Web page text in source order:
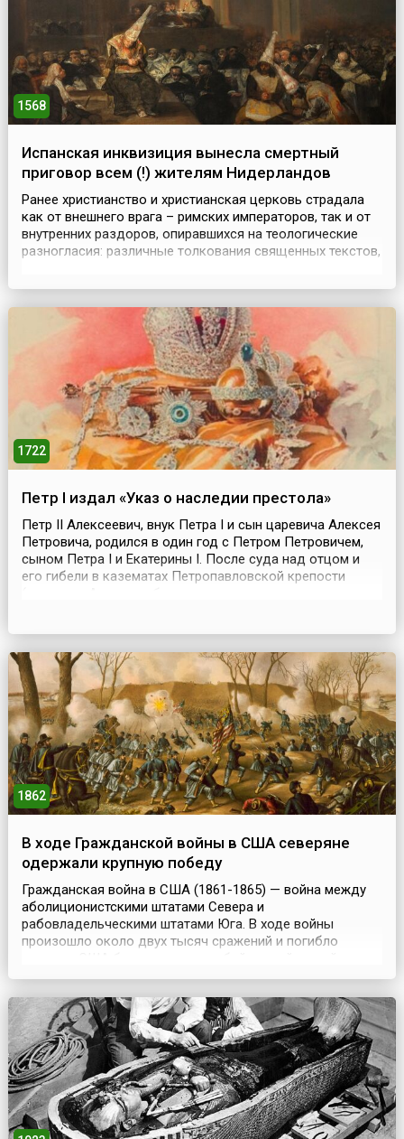
1568
Испанская инквизиция вынесла смертный
приговор всем (!) жителям Нидерландов
Ранее христианство и христианская церковь страдала
как от внешнего врага – римских императоров, так и от
внутренних раздоров, опиравшихся на теологические
разногласия: различные толкования священных текстов,
священными и так далее. Особый церковный суд
создан в 1215 году папой Иннокентием III. Цер...
1722
Петр I издал «Указ о наследии престола»
Петр II Алексеевич, внук Петра I и сын царевича Алексея
Петровича, родился в один год с Петром Петровичем,
сыном Петра I и Екатерины I. После суда над отцом и
его гибели в казематах Петропавловской крепости
1862
В ходе Гражданской войны в США северяне
одержали крупную победу
Гражданская война в США (1861-1865) — война между
аболиционистскими штатами Севера и
рабовладельческими штатами Юга. В ходе войны
произошло около двух тысяч сражений и погибло
которых участвовала страна.Три дня боев в битве за
Кентукки увенчались успехом для бригады под
командованием генерал...